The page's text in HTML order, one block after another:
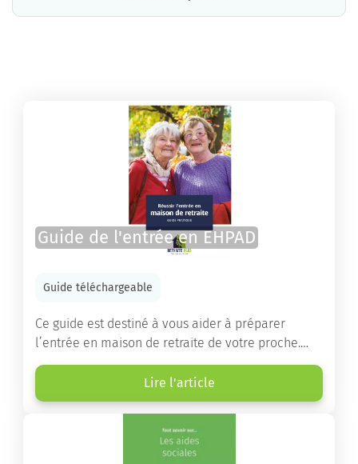
Guide de l'entrée en EHPAD
Guide téléchargeable
Ce guide est destiné à vous aider à préparer
l’entrée en maison de retraite de votre proche.
Vous y trouverez un panorama des différents types
d’établissements ainsi que des conseils pratiques
destinés à orienter les familles et à leur faciliter
Lire l'article